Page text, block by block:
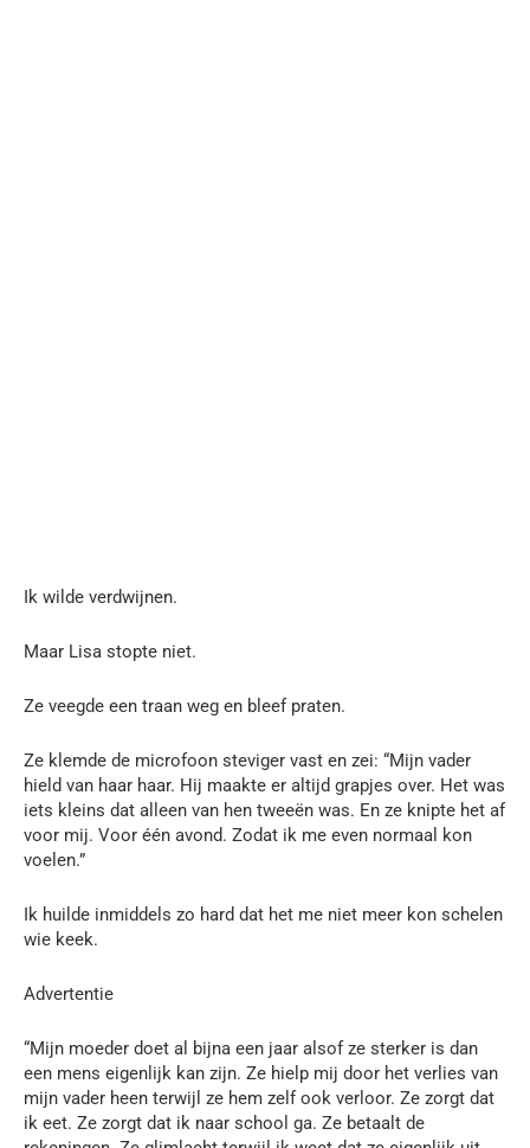
Ik wilde verdwijnen.
Maar Lisa stopte niet.
Ze veegde een traan weg en bleef praten.
Ze klemde de microfoon steviger vast en zei: “Mijn vader
hield van haar haar. Hij maakte er altijd grapjes over. Het was
iets kleins dat alleen van hen tweeën was. En ze knipte het af
voor mij. Voor één avond. Zodat ik me even normaal kon
voelen.”
Ik huilde inmiddels zo hard dat het me niet meer kon schelen
wie keek.
Advertentie
“Mijn moeder doet al bijna een jaar alsof ze sterker is dan
een mens eigenlijk kan zijn. Ze hielp mij door het verlies van
mijn vader heen terwijl ze hem zelf ook verloor. Ze zorgt dat
ik eet. Ze zorgt dat ik naar school ga. Ze betaalt de